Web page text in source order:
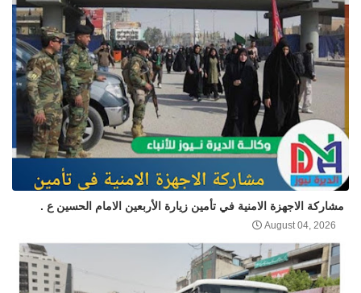
مشاركة الاجهزة الامنية في تأمين زيارة الأربعين الامام الحسين ع .
August 04, 2026